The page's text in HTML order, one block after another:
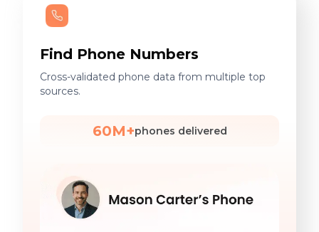
Find Phone Numbers
Cross-validated phone data from multiple top
sources.
60M+phones delivered